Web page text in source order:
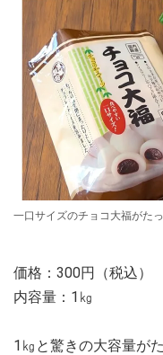
一口サイズのチョコ大福がた
価格：300円（税込
内容量：1㎏
1㎏と驚きの大容量が